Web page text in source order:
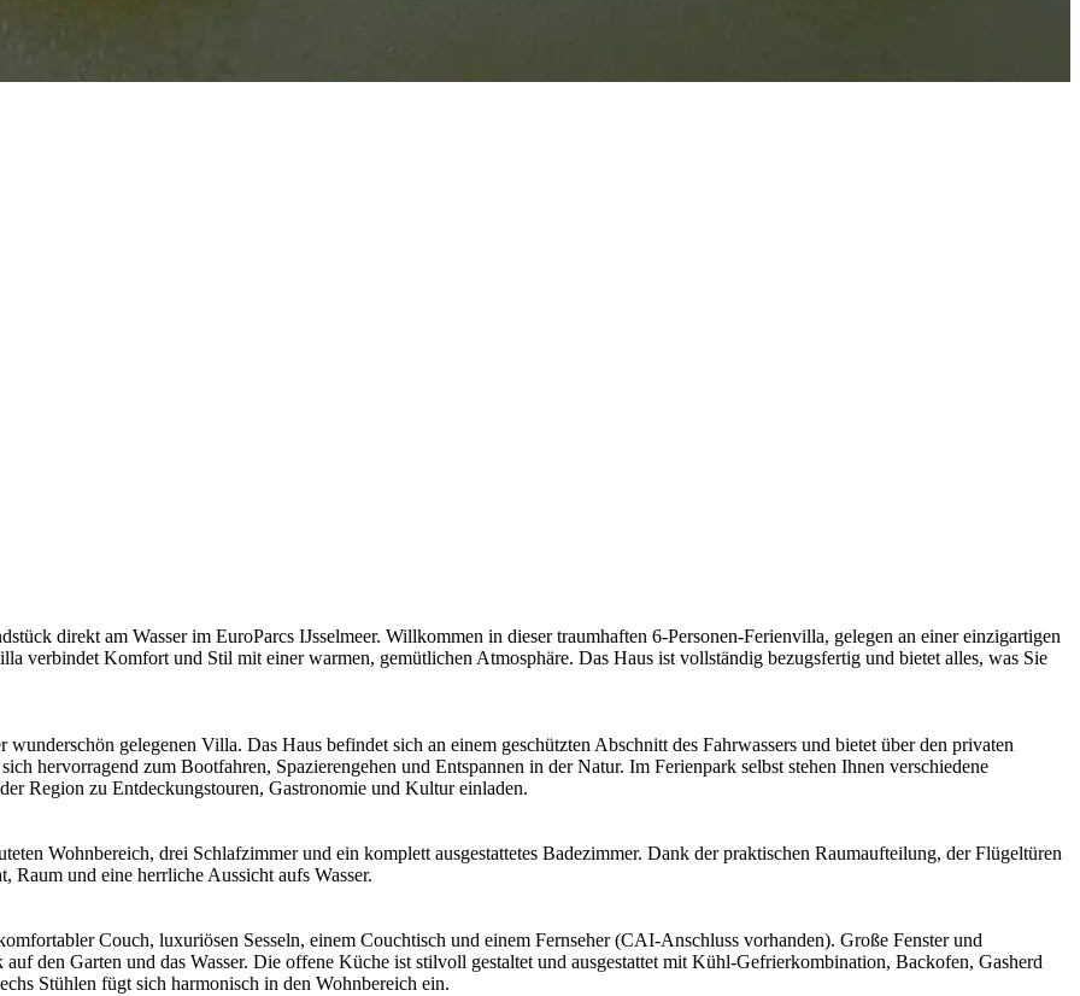
direkt am Wasser im EuroParcs IJsselmeer. Willkommen in dieser traumhaften 6-Personen-Ferienvilla, gelegen an einer einzigartigen
verbindet Komfort und Stil mit einer warmen, gemütlichen Atmosphäre. Das Haus ist vollständig bezugsfertig und bietet alles, was Sie
gelegenen Villa. Das Haus befindet sich an einem geschützten Abschnitt des Fahrwassers und bietet über den privaten
hervorragend zum Bootfahren, Spazierengehen und Entspannen in der Natur. Im Ferienpark selbst stehen Ihnen verschiedene
Region zu Entdeckungstouren, Gastronomie und Kultur einladen.
Wohnbereich, drei Schlafzimmer und ein komplett ausgestattetes Badezimmer. Dank der praktischen Raumaufteilung, der Flügeltüren
Raum und eine herrliche Aussicht aufs Wasser.
Couch, luxuriösen Sesseln, einem Couchtisch und einem Fernseher (CAI-Anschluss vorhanden). Große Fenster und
den Garten und das Wasser. Die offene Küche ist stilvoll gestaltet und ausgestattet mit Kühl-Gefrierkombination, Backofen, Gasherd
Stühlen fügt sich harmonisch in den Wohnbereich ein.